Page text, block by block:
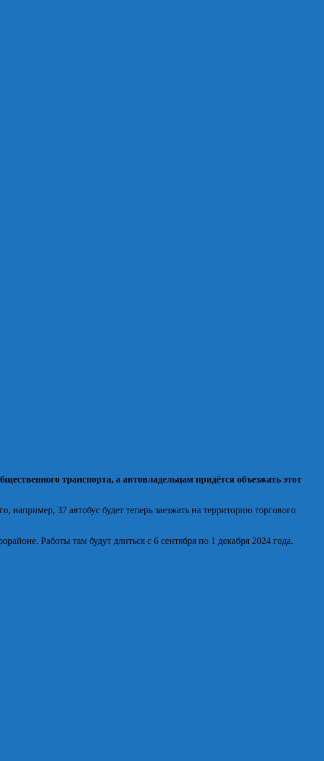
транспорта, а автовладельцам придётся объезжать этот
например, 37 автобус будет теперь заезжать на территорию торгового
Работы там будут длиться с 6 сентября по 1 декабря 2024 года.